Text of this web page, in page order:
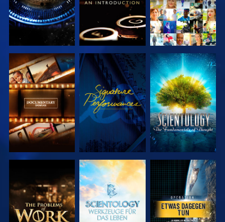
SERIE
ENTDECKEN
ANSEHEN
SERIE
ENTDECKEN
SERIE
ENTDECKEN
SERIE
ENTDECKEN
ANSEHEN